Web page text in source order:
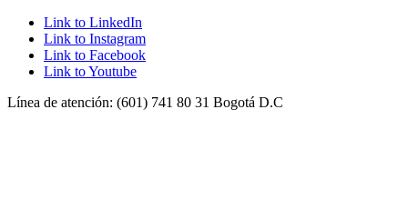
Link to LinkedIn
Link to Instagram
Link to Facebook
Link to Youtube
Línea de atención: (601) 741 80 31 Bogotá D.C